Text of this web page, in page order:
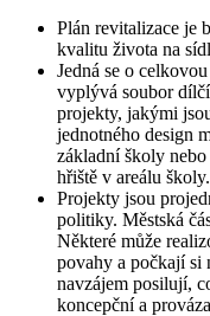
Plán revitalizace je
kvalitu života na
Jedná se o
vyplývá soubor
projekty, jakými
jednotného design
základní školy
hřiště v areálu školy.
Projekty jsou
politiky. Městská
Některé může
povahy a počkají si
navzájem posilují,
koncepční a